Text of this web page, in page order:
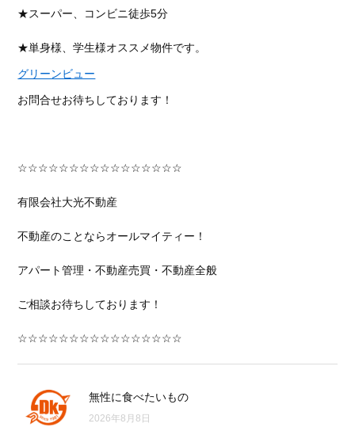
★スーパー、コンビニ徒歩5分
★単身様、学生様オススメ物件です。
グリーンビュー
お問合せお待ちしております！
☆☆☆☆☆☆☆☆☆☆☆☆☆☆☆☆
有限会社大光不動産
不動産のことならオールマイティー！
アパート管理・不動産売買・不動産全般
ご相談お待ちしております！
☆☆☆☆☆☆☆☆☆☆☆☆☆☆☆☆
無性に食べたいもの
2026年8月8日